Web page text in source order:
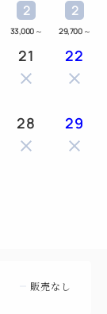
2
33,000 ～
2
29,700 ～
21 22
28 29
販売なし